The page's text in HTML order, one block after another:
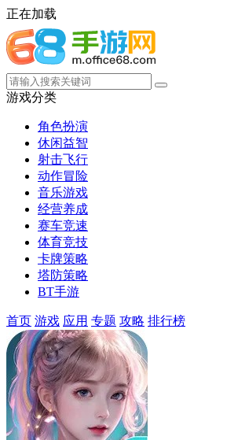
正在加载
游戏分类
角色扮演
休闲益智
射击飞行
动作冒险
音乐游戏
经营养成
赛车竞速
体育竞技
卡牌策略
塔防策略
BT手游
首页 游戏 应用 专题 攻略 排行榜